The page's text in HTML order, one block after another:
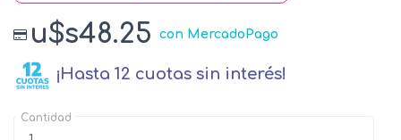
u$s48.25 con MercadoPago
¡Hasta 12 cuotas sin interés!
Cantidad